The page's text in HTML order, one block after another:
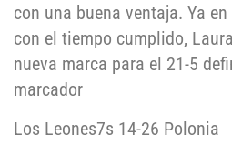
con una buena ventaja. Ya
con el tiempo cumplido,
nueva marca para el 21-5
marcador
Los Leones7s 14-26 Polonia